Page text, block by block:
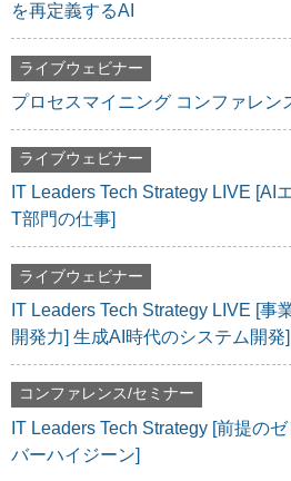
を再定義するAI
ライブウェビナー
プロセスマイニング コンファレン
ライブウェビナー
IT Leaders Tech Strategy LIVE [AI
T部門の仕事]
ライブウェビナー
IT Leaders Tech Strategy LIVE [事
開発力] 生成AI時代のシステム開発]
コンファレンス/セミナー
IT Leaders Tech Strategy [前提の
バーハイジーン]